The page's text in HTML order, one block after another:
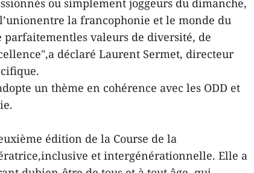
ou simplement joggeurs du dimanche,
la francophonie et le monde du
valeurs de diversité, de
déclaré Laurent Sermet, directeur
un thème en cohérence avec les ODD et
édition de la Course de la
et intergénérationnelle. Elle a